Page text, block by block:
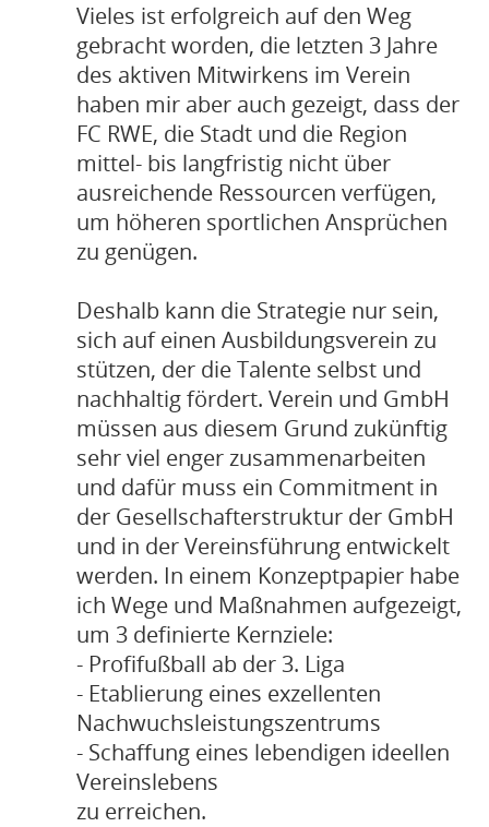
Vieles ist erfolgreich auf den Weg
gebracht worden, die letzten 3 Jahre
des aktiven Mitwirkens im Verein
haben mir aber auch gezeigt, dass der
FC RWE, die Stadt und die Region
mittel- bis langfristig nicht über
ausreichende Ressourcen verfügen,
um höheren sportlichen Ansprüchen
zu genügen.
Deshalb kann die Strategie nur sein,
sich auf einen Ausbildungsverein zu
stützen, der die Talente selbst und
nachhaltig fördert. Verein und GmbH
müssen aus diesem Grund zukünftig
sehr viel enger zusammenarbeiten
und dafür muss ein Commitment in
der Gesellschafterstruktur der GmbH
und in der Vereinsführung entwickelt
werden. In einem Konzeptpapier habe
ich Wege und Maßnahmen aufgezeigt,
um 3 definierte Kernziele:
- Profifußball ab der 3. Liga
- Etablierung eines exzellenten
Nachwuchsleistungszentrums
- Schaffung eines lebendigen ideellen
Vereinslebens
zu erreichen.